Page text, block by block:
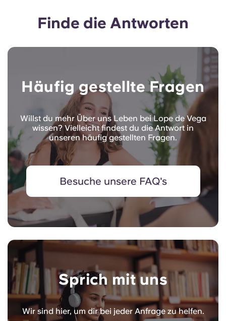
Finde die Antworten
Häufig gestellte Fragen
Willst du mehr Über uns Leben bei Lope de Vega
wissen? Vielleicht findest du die Antwort in
unseren häufig gestellten Fragen.
Besuche unsere FAQ's
Sprich mit uns
Wir sind hier, um dir bei jeder Anfrage zu helfen.